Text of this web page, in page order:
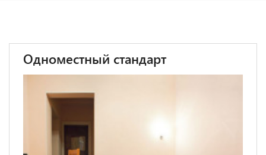
Одноместный стандарт